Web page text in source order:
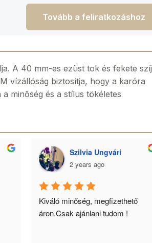
Tovább a feliratkozáshoz
A 40 mm-es ezüst tok és fekete szíj
vízállóság biztosítja, hogy a karóra
minőség és a stílus tökéletes
Szilvia Ungvári
2 years ago
Kiváló minőség, megfizethető
áron.Csak ajánlani tudom !